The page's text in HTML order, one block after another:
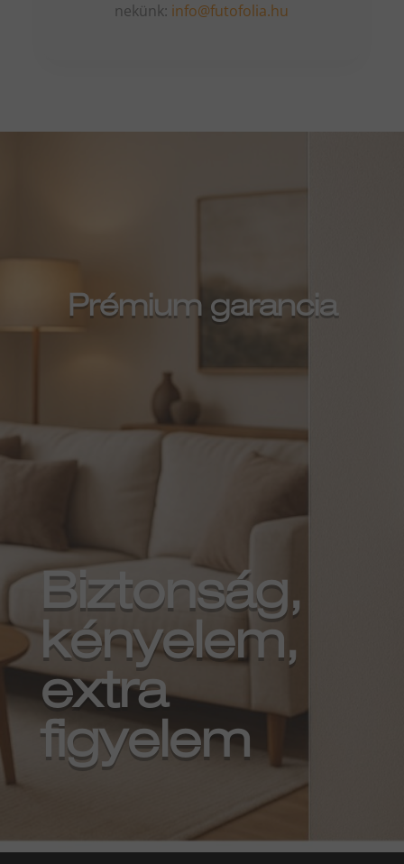
nekünk: info@futofolia.hu
Prémium garancia
Biztonság,
kényelem,
extra
figyelem